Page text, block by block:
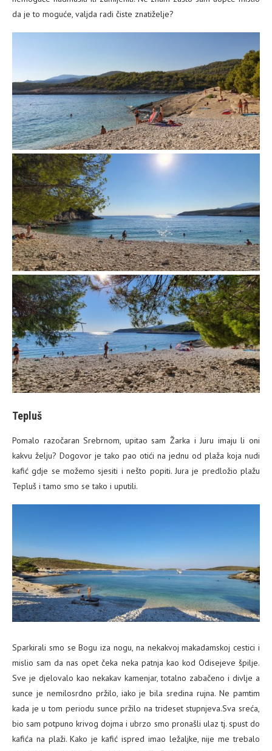
da je to moguće, valjda radi čiste znatiželje?
Tepluš
Pomalo razočaran Srebrnom, upitao sam Žarka i Juru imaju li oni
kakvu želju? Dogovor je tako pao otići na jednu od plaža koja nudi
kafić gdje se možemo sjesiti i nešto popiti. Jura je predložio plažu
Tepluš i tamo smo se tako i uputili.
Sparkirali smo se Bogu iza nogu, na nekakvoj makadamskoj cestici i
mislio sam da nas opet čeka neka patnja kao kod Odisejeve špilje.
Sve je djelovalo kao nekakav kamenjar, totalno zabačeno i divlje a
sunce je nemilosrdno pržilo, iako je bila sredina rujna. Ne pamtim
kada je u tom periodu sunce pržilo na trideset stupnjeva.Sva sreća,
bio sam potpuno krivog dojma i ubrzo smo pronašli ulaz tj. spust do
kafića na plaži. Kako je kafić ispred imao ležaljke, nije me trebalo